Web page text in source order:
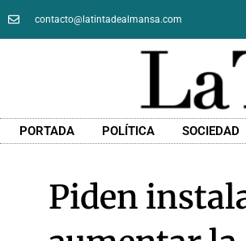
contacto@latintadealmansa.com
PORTADA POLÍTICA SOCIEDAD
Piden